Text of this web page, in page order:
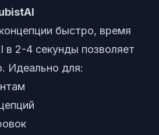
быстро, время
в 2-4 секунды позволяет
Идеально для: